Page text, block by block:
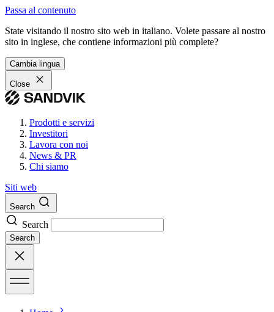
Passa al contenuto
State visitando il nostro sito web in italiano. Volete passare al nostro
sito in inglese, che contiene informazioni più complete?
Cambia lingua
Close
Prodotti e servizi
Investitori
Lavora con noi
News & PR
Chi siamo
Siti web
Search
Search
Search